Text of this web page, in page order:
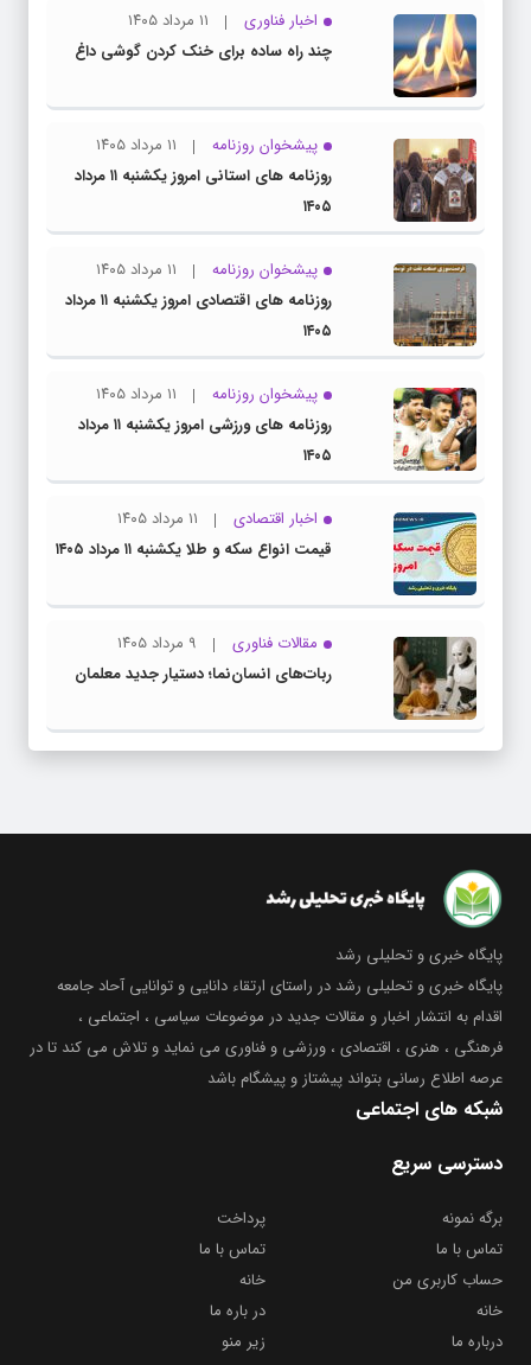
اخبار فناوری
۱۱ مرداد ۱۴۰۵
چند راه‌ ساده برای خنک کردن گوشی داغ
پیشخوان روزنامه
۱۱ مرداد ۱۴۰۵
روزنامه های استانی امروز یکشنبه ۱۱ مرداد
۱۴۰۵
پیشخوان روزنامه
۱۱ مرداد ۱۴۰۵
روزنامه های اقتصادی امروز یکشنبه ۱۱ مرداد
۱۴۰۵
پیشخوان روزنامه
۱۱ مرداد ۱۴۰۵
روزنامه های ورزشی امروز یکشنبه ۱۱ مرداد
۱۴۰۵
اخبار اقتصادی
۱۱ مرداد ۱۴۰۵
قیمت انواع سکه و طلا یکشنبه ۱۱ مرداد ۱۴۰۵
مقالات فناوری
۹ مرداد ۱۴۰۵
ربات‌های انسان‌نما؛ دستیار جدید معلمان
پایگاه خبری و تحلیلی رشد
پایگاه خبری و تحلیلی رشد در راستای ارتقاء دانایی و توانایی آحاد جامعه
اقدام به انتشار اخبار و مقالات جدید در موضوعات سیاسی ، اجتماعی ،
فرهنگی ، هنری ، اقتصادی ، ورزشی و فناوری می نماید و تلاش می کند تا در
عرصه اطلاع رسانی بتواند پیشتاز و پیشگام باشد
شبکه های اجتماعی
دسترسی سریع
برگه نمونه
پرداخت
تماس با ما
تماس با ما
حساب کاربری من
خانه
خانه
در باره ما
درباره ما
زیر منو